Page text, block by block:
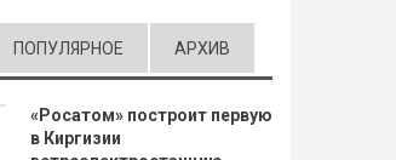
ВКЛАДКА)
ПОПУЛЯРНОЕ АРХИВ
«Росатом» построит первую
в Киргизии